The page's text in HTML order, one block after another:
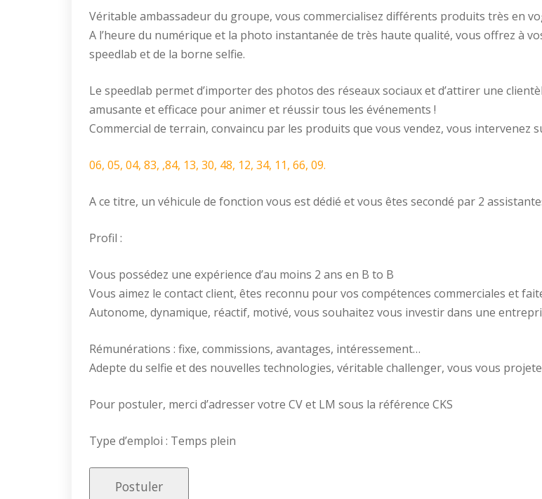
Véritable ambassadeur du groupe, vous commercialisez différents produits très en
A l’heure du numérique et la photo instantanée de très haute qualité, vous offrez à
speedlab et de la borne selfie.
Le speedlab permet d’importer des photos des réseaux sociaux et d’attirer une
amusante et efficace pour animer et réussir tous les événements !
Commercial de terrain, convaincu par les produits que vous vendez, vous intervenez
06, 05, 04, 83, ,84, 13, 30, 48, 12, 34, 11, 66, 09.
A ce titre, un véhicule de fonction vous est dédié et vous êtes secondé par 2
Profil :
Vous possédez une expérience d’au moins 2 ans en B to B
Vous aimez le contact client, êtes reconnu pour vos compétences commerciales et
Autonome, dynamique, réactif, motivé, vous souhaitez vous investir dans une
Rémunérations : fixe, commissions, avantages, intéressement…
Adepte du selfie et des nouvelles technologies, véritable challenger, vous vous
Pour postuler, merci d’adresser votre CV et LM sous la référence CKS
Type d’emploi : Temps plein